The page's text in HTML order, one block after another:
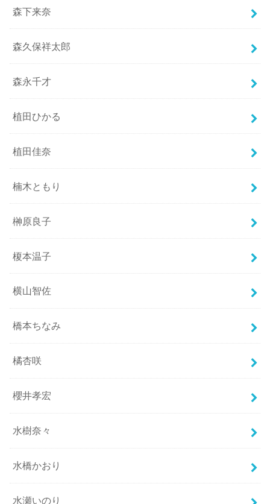
森下来奈
森久保祥太郎
森永千才
植田ひかる
植田佳奈
楠木ともり
榊原良子
榎本温子
横山智佐
橋本ちなみ
橘杏咲
櫻井孝宏
水樹奈々
水橋かおり
水瀬いのり